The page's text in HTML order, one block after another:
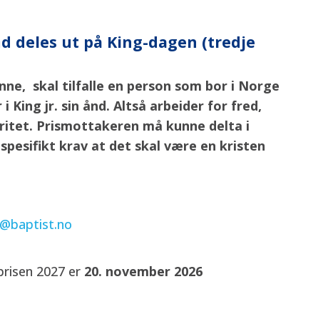
deles ut på King-dagen (tredje
skal tilfalle en person som bor i Norge
King jr. sin ånd. Altså arbeider for fred,
Prismottakeren må kunne delta i
krav at det skal være en kristen
2027 er 20. november 2026